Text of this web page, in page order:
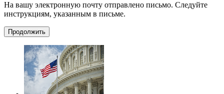
На вашу электронную почту отправлено письмо. Следуйте
инструкциям, указанным в письме.
Продолжить